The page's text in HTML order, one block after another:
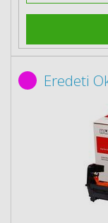
Eredeti